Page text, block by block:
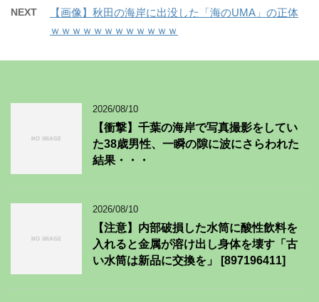
NEXT
【画像】秋田の海岸に出没した「海のUMA」の正体
ｗｗｗｗｗｗｗｗｗｗｗｗ
2026/08/10
【衝撃】千葉の海岸で写真撮影をしてい
た38歳男性、一瞬の隙に波にさらわれた
結果・・・
2026/08/10
【注意】内部破損した水筒に酸性飲料を
入れると金属が溶け出し身体を壊す「古
い水筒は新品に交換を」 [897196411]